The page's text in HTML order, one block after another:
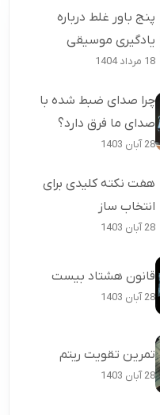
پنج باور غلط درباره
یادگیری موسیقی
18 مرداد 1404
چرا صدای ضبط شده با
صدای ما فرق دارد؟
28 آبان 1403
هفت نکته کلیدی برای
انتخاب ساز
28 آبان 1403
قانون هشتاد بیست
28 آبان 1403
تمرین تقویت ریتم
28 آبان 1403